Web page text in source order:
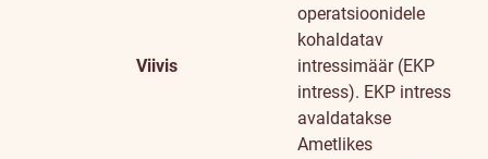
Viivis
operatsioonidele
kohaldatav
intressimäär (EKP
intress). EKP intress
avaldatakse
Ametlikes